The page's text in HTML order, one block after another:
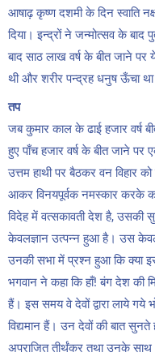
आषाढ़ कृष्ण दशमी के दिन स्वाति
दिया। इन्द्रों ने जन्मोत्सव के बाद
बाद साठ लाख वर्ष के बीत जाने
थी और शरीर पन्द्रह धनुष ऊँचा
तप
जब कुमार काल के ढाई हजार वर्ष
हुए पाँच हजार वर्ष के बीत जाने पर
उत्तम हाथी पर बैठकर वन विहार
आकर विनयपूर्वक नमस्कार करके
विदेह में वत्सकावती देश है, उसकी
केवलज्ञान उत्पन्न हुआ है। उस
उनकी सभा में प्रश्न हुआ कि क्या
भगवान ने कहा कि हाँ! बंग देश की
हैं। इस समय वे देवों द्वारा लाये
विद्यमान हैं। उन देवों की बात
अपराजित तीर्थंकर तथा उनके